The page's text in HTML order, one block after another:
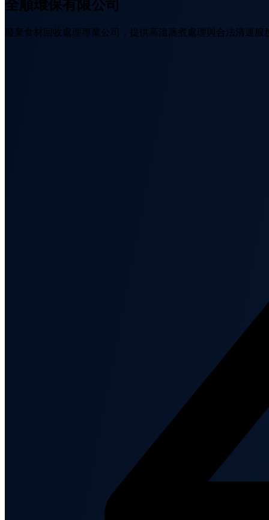
全順環保有限公司
廢棄食材回收處理專業公司，提供高溫蒸煮處理與合法清運服